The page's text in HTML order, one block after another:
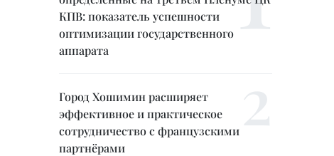
КПВ: показатель успешности
оптимизации государственного
аппарата
Город Хошимин расширяет
эффективное и практическое
сотрудничество с французскими
партнёрами